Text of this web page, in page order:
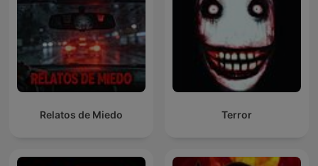
Relatos de Miedo Terror